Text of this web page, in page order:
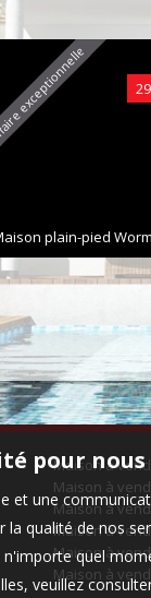
exceptionnelle
Maison à
Maison à
Maison à
Maison à
Maison à
Maison à
pour nous
et une
qualité de nos
quel
veuillez